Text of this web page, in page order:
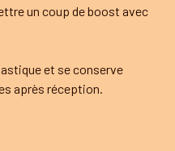
un coup de boost avec
et se conserve
après réception.